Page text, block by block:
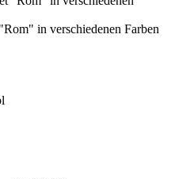
in verschiedenen Farben